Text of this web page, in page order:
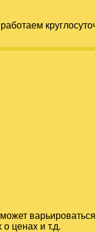
ценах и т.д.